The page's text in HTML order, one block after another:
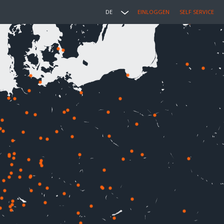
DE EINLOGGEN SELF SERVICE